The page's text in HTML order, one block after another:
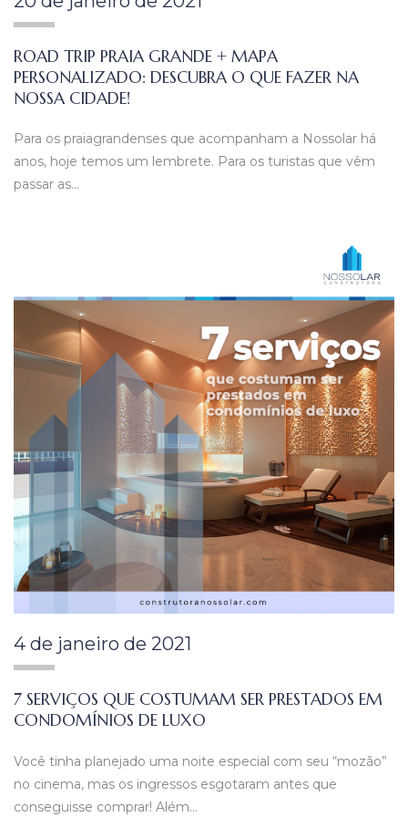
ROAD TRIP PRAIA GRANDE + MAPA
PERSONALIZADO: DESCUBRA O QUE FAZER NA
NOSSA CIDADE!
Para os praiagrandenses que acompanham a Nossolar há
anos, hoje temos um lembrete. Para os turistas que vêm
passar as…
4 de janeiro de 2021
7 SERVIÇOS QUE COSTUMAM SER PRESTADOS EM
CONDOMÍNIOS DE LUXO
Você tinha planejado uma noite especial com seu “mozão”
no cinema, mas os ingressos esgotaram antes que
conseguisse comprar! Além…